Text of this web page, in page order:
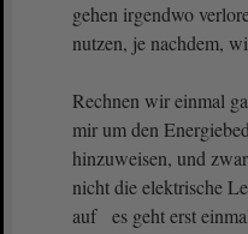
gehen irgendwo
nutzen, je nachdem,
Rechnen wir einmal
mir um den
hinzuweisen, und
nicht die elektrische
auf es geht erst